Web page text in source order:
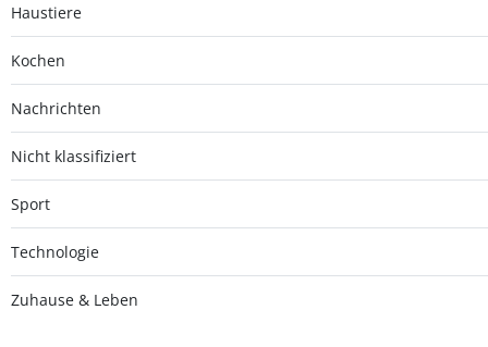
Haustiere
Kochen
Nachrichten
Nicht klassifiziert
Sport
Technologie
Zuhause & Leben